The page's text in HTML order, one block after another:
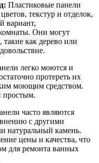
Пластиковые панели
текстур и отделок,
вариант,
Они могут
как дерево или
легко моются и
протереть их
моющим средством.
простым.
часто являются
с другими
натуральный камень.
цены и качества, что
для ремонта ванных